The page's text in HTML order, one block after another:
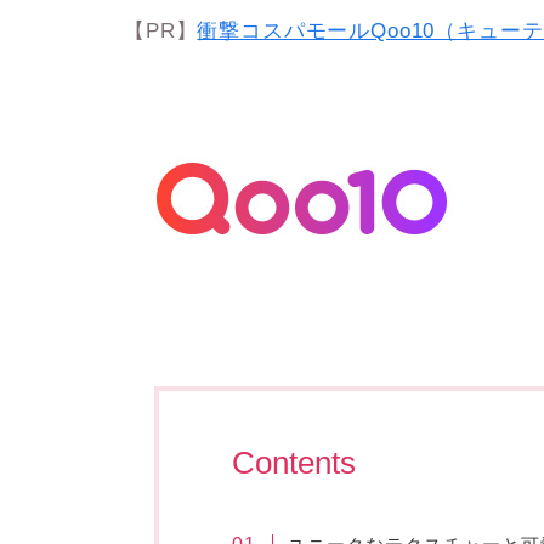
【PR】衝撃コスパモールQoo10（キュー
Contents